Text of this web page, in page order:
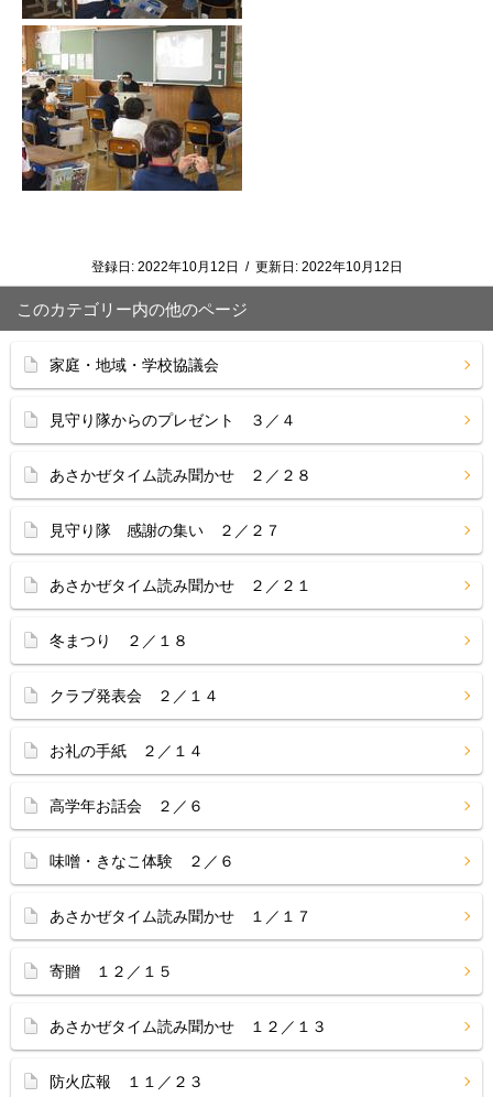
登録日: 2022年10月12日 / 更新日: 2022年10月12日
このカテゴリー内の他のページ
家庭・地域・学校協議会
見守り隊からのプレゼント ３／４
あさかぜタイム読み聞かせ ２／２８
見守り隊 感謝の集い ２／２７
あさかぜタイム読み聞かせ ２／２１
冬まつり ２／１８
クラブ発表会 ２／１４
お礼の手紙 ２／１４
高学年お話会 ２／６
味噌・きなこ体験 ２／６
あさかぜタイム読み聞かせ １／１７
寄贈 １２／１５
あさかぜタイム読み聞かせ １２／１３
防火広報 １１／２３